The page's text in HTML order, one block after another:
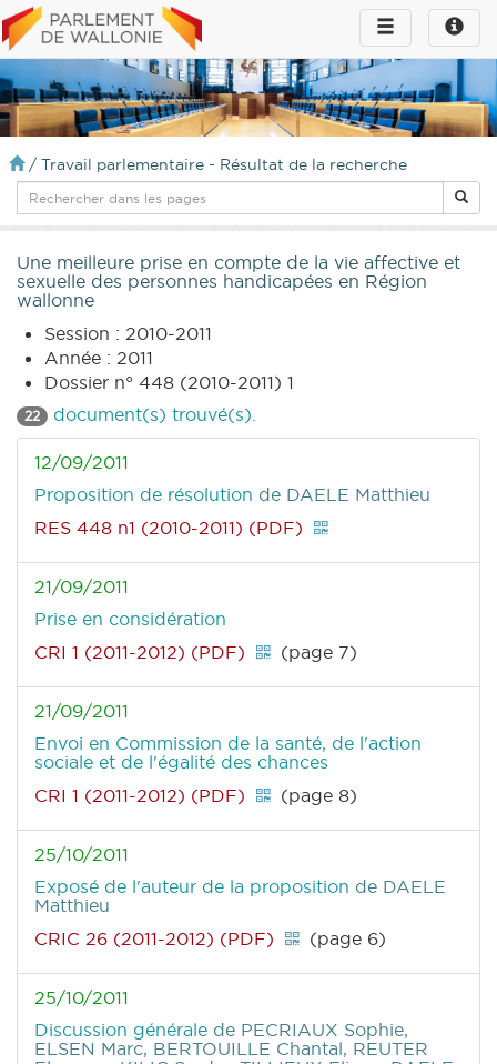
Toggle
infos
Toggle
navigation
/ Travail parlementaire - Résultat de la recherche
Une meilleure prise en compte de la vie affective et
sexuelle des personnes handicapées en Région
wallonne
Session : 2010-2011
Année : 2011
Dossier n° 448 (2010-2011) 1
22 document(s) trouvé(s).
12/09/2011
Proposition de résolution de DAELE Matthieu
RES 448 n1 (2010-2011) (PDF)
21/09/2011
Prise en considération
CRI 1 (2011-2012) (PDF)
(page 7)
21/09/2011
Envoi en Commission de la santé, de l'action
sociale et de l'égalité des chances
CRI 1 (2011-2012) (PDF)
(page 8)
25/10/2011
Exposé de l'auteur de la proposition de DAELE
Matthieu
CRIC 26 (2011-2012) (PDF)
(page 6)
25/10/2011
Discussion générale de PECRIAUX Sophie,
ELSEN Marc, BERTOUILLE Chantal, REUTER